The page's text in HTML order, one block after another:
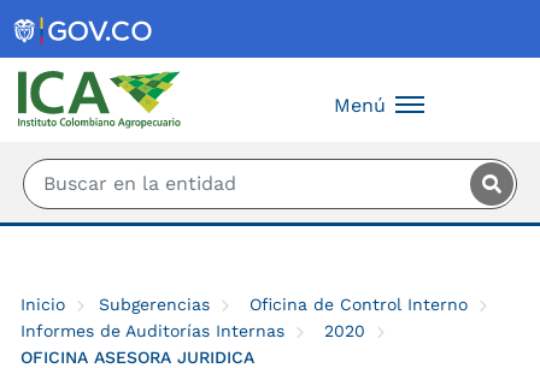
Menú
Inicio Subgerencias
Oficina de Control Interno
Informes de Auditorías Internas
2020
OFICINA ASESORA JURIDICA